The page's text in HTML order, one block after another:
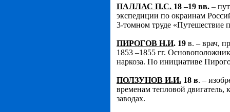
ПАЛЛАС П.С. 18 –19 вв. –
экспедиции по окраинам
3-томном труде «Путешествие
ПИРОГОВ Н.И. 19 в. – врач,
1853 –1855 гг.
наркоза. По инициативе
ПОЛЗУНОВ И.И. 18 в. –
временам тепловой двигатель,
заводах.